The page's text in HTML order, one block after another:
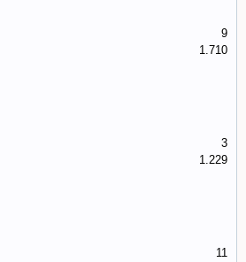
9
1.710
3
1.229
11